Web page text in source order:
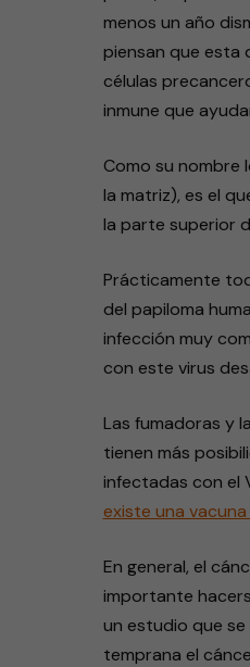
menos un año
piensan que esta
células
inmune que
Como su nombre
la matriz), es el
la parte superior
Prácticamente
del papiloma
infección muy
con este virus
Las fumadoras y
tienen más
infectadas con el
existe una
En general, el
importante
un estudio que se
temprana el